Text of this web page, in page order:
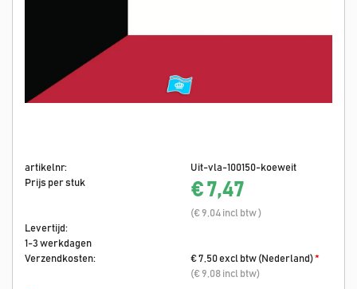
artikelnr:
Uit-vla-100150-koeweit
Prijs per stuk
€ 7,47
(€ 9,04 incl btw )
Levertijd:
1-3 werkdagen
Verzendkosten:
€ 7,50 excl btw (Nederland)*
(€ 9,08 incl btw)